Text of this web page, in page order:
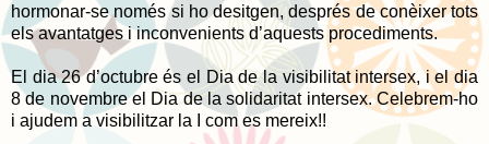
hormonar-se només si ho desitgen, després de conèixer tots
els avantatges i inconvenients d’aquests procediments.
El dia 26 d’octubre és el Dia de la visibilitat intersex, i el dia
8 de novembre el Dia de la solidaritat intersex. Celebrem-ho
i ajudem a visibilitzar la I com es mereix!!